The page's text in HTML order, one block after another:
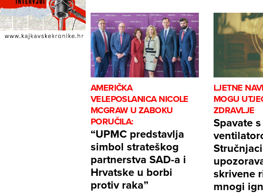
AMERIČKA
VELEPOSLANICA NICOLE
MCGRAW U ZABOKU
PORUČILA:
“UPMC predstavlja
simbol strateškog
partnerstva SAD-a i
Hrvatske u borbi
protiv raka”
LJETNE
MOGU
ZDRAVLJE
Spavate s
Stručnjaci
skrivene
mnogi